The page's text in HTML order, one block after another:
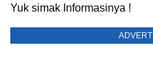
Yuk simak Informasinya !